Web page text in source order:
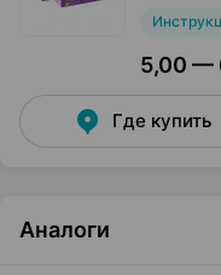
5,00 —
Где купить
Аналоги